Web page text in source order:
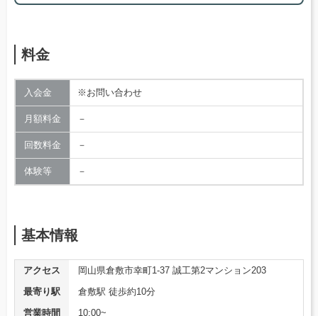
料金
入会金 ※お問い合わせ
月額料金 －
回数料金 －
体験等 －
基本情報
アクセス
岡山県倉敷市幸町1-37 誠工第2マンション203
最寄り駅
倉敷駅 徒歩約10分
営業時間
10:00~